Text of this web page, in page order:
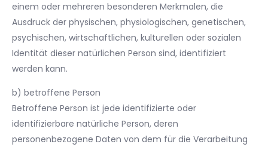
einem oder mehreren besonderen Merkmalen, die
Ausdruck der physischen, physiologischen, genetischen,
psychischen, wirtschaftlichen, kulturellen oder sozialen
Identität dieser natürlichen Person sind, identifiziert
werden kann.
b) betroffene Person
Betroffene Person ist jede identifizierte oder
identifizierbare natürliche Person, deren
personenbezogene Daten von dem für die Verarbeitung